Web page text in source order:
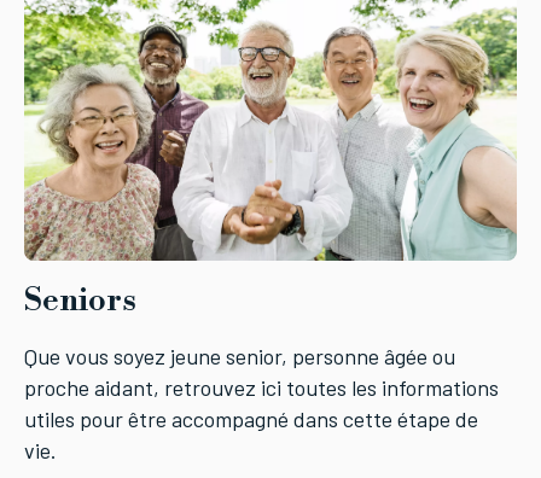
Seniors
Que vous soyez jeune senior, personne âgée ou
proche aidant, retrouvez ici toutes les informations
utiles pour être accompagné dans cette étape de
vie.